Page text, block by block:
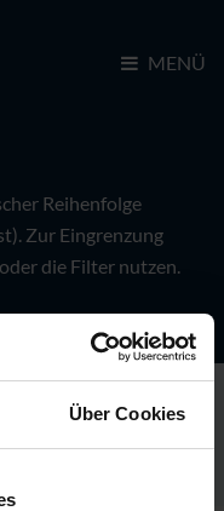
Über Cookies
MENÜ
Reihenfolge
Zur Eingrenzung
die Filter nutzen.